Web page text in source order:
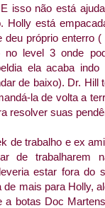
isso não está
Holly está
próprio enterro
level 3 onde
ela acaba indo
de baixo). Dr. Hill
la de volta a
resolver suas
de trabalho e ex
de trabalharem
estar fora do
mais para Holly,
botas Doc